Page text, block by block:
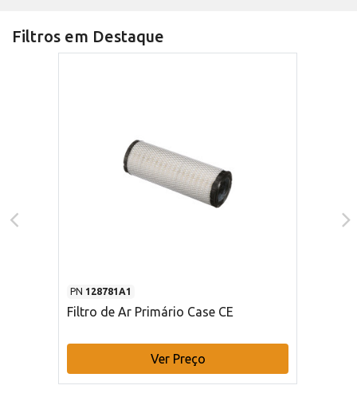
Filtros em Destaque
PN 128781A1
Filtro de Ar Primário Case CE
Ver Preço